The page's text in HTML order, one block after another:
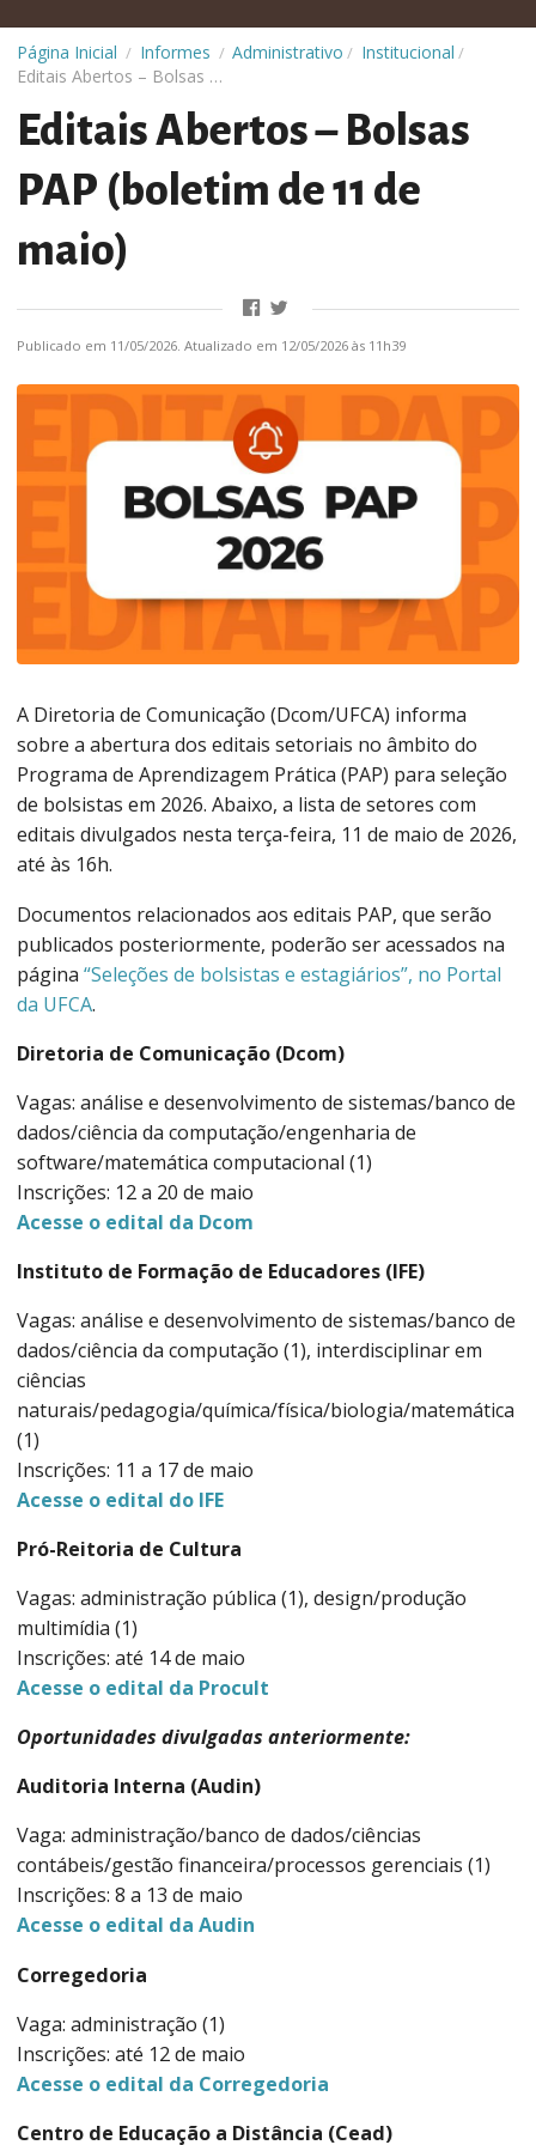
Página Inicial / Informes / Administrativo / Institucional /
Editais Abertos – Bolsas PAP (boletim de 11 de maio)
Editais Abertos – Bolsas
PAP (boletim de 11 de
maio)
Publicado em 11/05/2026. Atualizado em 12/05/2026 às 11h39
A Diretoria de Comunicação (Dcom/UFCA) informa
sobre a abertura dos editais setoriais no âmbito do
Programa de Aprendizagem Prática (PAP) para seleção
de bolsistas em 2026. Abaixo, a lista de setores com
editais divulgados nesta terça-feira, 11 de maio de 2026,
até às 16h.
Documentos relacionados aos editais PAP, que serão
publicados posteriormente, poderão ser acessados na
página “Seleções de bolsistas e estagiários”, no Portal
da UFCA.
Diretoria de Comunicação (Dcom)
Vagas: análise e desenvolvimento de sistemas/banco de
dados/ciência da computação/engenharia de
software/matemática computacional (1)
Inscrições: 12 a 20 de maio
Acesse o edital da Dcom
Instituto de Formação de Educadores (IFE)
Vagas: análise e desenvolvimento de sistemas/banco de
dados/ciência da computação (1), interdisciplinar em
ciências
naturais/pedagogia/química/física/biologia/matemática
(1)
Inscrições: 11 a 17 de maio
Acesse o edital do IFE
Pró-Reitoria de Cultura
Vagas: administração pública (1), design/produção
multimídia (1)
Inscrições: até 14 de maio
Acesse o edital da Procult
Oportunidades divulgadas anteriormente:
Auditoria Interna (Audin)
Vaga: administração/banco de dados/ciências
contábeis/gestão financeira/processos gerenciais (1)
Inscrições: 8 a 13 de maio
Acesse o edital da Audin
Corregedoria
Vaga: administração (1)
Inscrições: até 12 de maio
Acesse o edital da Corregedoria
Centro de Educação a Distância (Cead)